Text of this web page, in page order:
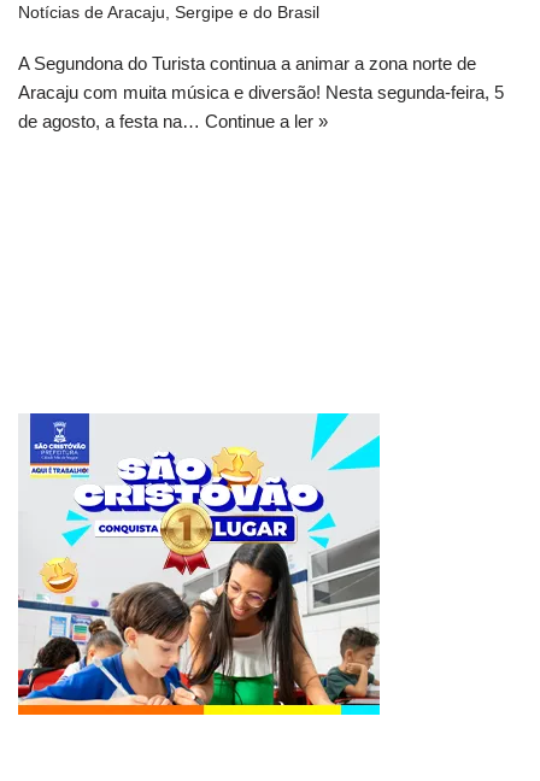
Notícias de Aracaju, Sergipe e do Brasil
A Segundona do Turista continua a animar a zona norte de
Aracaju com muita música e diversão! Nesta segunda-feira, 5
de agosto, a festa na… Continue a ler »